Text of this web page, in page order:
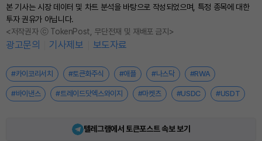
본 기사는 시장 데이터 및 차트 분석을 바탕으로 작성되었으며, 특정 종목에 대한
투자 권유가 아닙니다.
<저작권자 ⓒ TokenPost, 무단전재 및 재배포 금지>
광고문의 기사제보 보도자료
#카이코리서치 #토큰화주식 #애플 #나스닥 #RWA
#바이낸스 #트레이드닷엑스와이지 #마켓츠 #USDC #USDT
텔레그램에서 토큰포스트 속보 보기